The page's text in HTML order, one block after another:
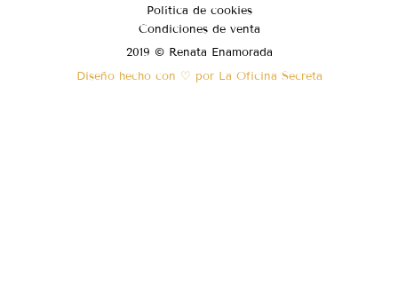
Política de cookies
Condiciones de venta
2019 © Renata Enamorada
Diseño hecho con ♡ por La Oficina Secreta